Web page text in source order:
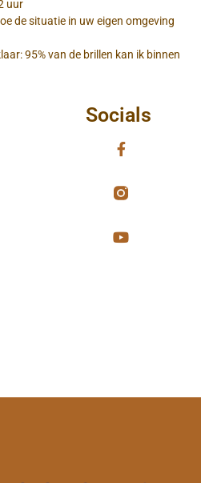
uur
de situatie in uw eigen omgeving
95% van de brillen kan ik binnen
Socials